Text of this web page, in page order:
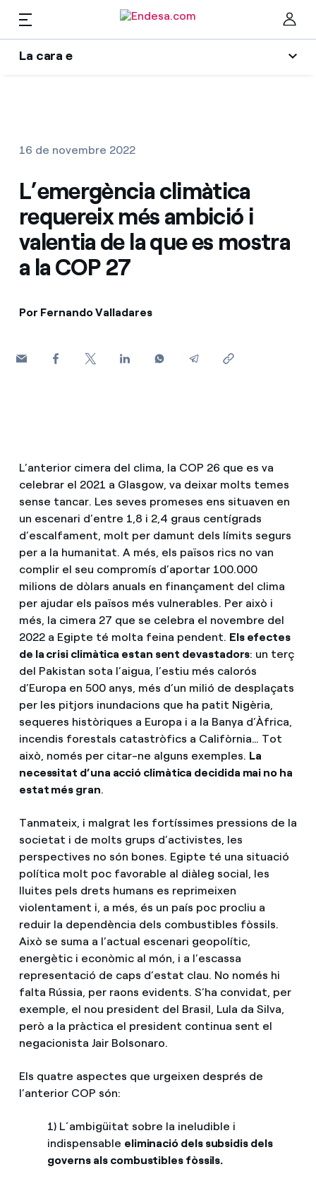
La cara e
Autors
Una resposta
El llegat que serem
Wikivatios
Llars
Troba la tarifa que més et convé
Compara les nostres tarifes d’empresa i estalvia
altre
Gestiones diverses comunitats de propietaris?
Serveis
Mobilitat
PARA TI
Solar
Climatització
Blog
Estafes telefòniques
16 de novembre 2022
L’emergència climàtica
requereix més ambició i
valentia de la que es mostra
a la COP 27
Por Fernando Valladares
L’anterior cimera del clima, la COP 26 que es va
celebrar el 2021 a Glasgow, va deixar molts temes
sense tancar. Les seves promeses ens situaven en
un escenari d’entre 1,8 i 2,4 graus centígrads
d’escalfament, molt per damunt dels límits segurs
per a la humanitat. A més, els països rics no van
complir el seu compromís d’aportar 100.000
milions de dòlars anuals en finançament del clima
per ajudar els països més vulnerables. Per això i
més, la cimera 27 que se celebra el novembre del
2022 a Egipte té molta feina pendent. Els efectes
de la crisi climàtica estan sent devastadors: un terç
del Pakistan sota l’aigua, l’estiu més calorós
d’Europa en 500 anys, més d’un milió de desplaçats
per les pitjors inundacions que ha patit Nigèria,
sequeres històriques a Europa i a la Banya d’Àfrica,
incendis forestals catastròfics a Califòrnia… Tot
això, només per citar-ne alguns exemples. La
necessitat d’una acció climàtica decidida mai no ha
estat més gran.
Tanmateix, i malgrat les fortíssimes pressions de la
societat i de molts grups d’activistes, les
perspectives no són bones. Egipte té una situació
política molt poc favorable al diàleg social, les
lluites pels drets humans es reprimeixen
violentament i, a més, és un país poc procliu a
reduir la dependència dels combustibles fòssils.
Això se suma a l’actual escenari geopolític,
energètic i econòmic al món, i a l’escassa
representació de caps d’estat clau. No només hi
falta Rússia, per raons evidents. S’ha convidat, per
exemple, el nou president del Brasil, Lula da Silva,
però a la pràctica el president continua sent el
negacionista Jair Bolsonaro.
Els quatre aspectes que urgeixen després de
l’anterior COP són:
1) L´ambigüitat sobre la ineludible i
indispensable eliminació dels subsidis dels
governs als combustibles fòssils.